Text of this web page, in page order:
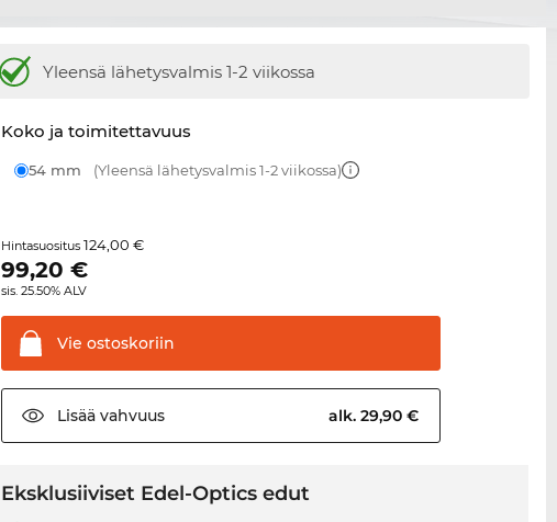
Yleensä lähetysvalmis1-2 viikossa
Koko ja toimitettavuus
54 mm (Yleensä lähetysvalmis 1-2 viikossa)
Hintasuositus124,00 €
99,20 €
sis. 25.50% ALV
Vie ostoskoriin
Lisää vahvuus alk. 29,90 €
Eksklusiiviset Edel-Optics edut